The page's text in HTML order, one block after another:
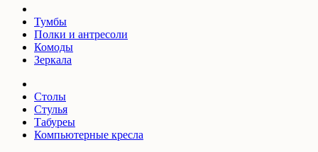
Тумбы
Полки и антресоли
Комоды
Зеркала
Столы
Стулья
Табуреы
Компьютерные кресла